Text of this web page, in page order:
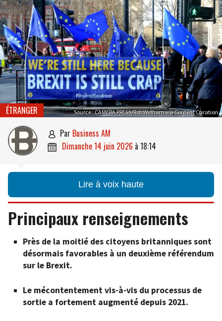
Source : CAMERA PRESS/Rob Welham via Content Curation
ÉTRANGER
 par Business AM
 dimanche 14 juin 2026 à 18:14
Lire à voix haute
Principaux renseignements
Près de la moitié des citoyens britanniques sont
désormais favorables à un deuxième référendum
sur le Brexit.
Le mécontentement vis-à-vis du processus de
sortie a fortement augmenté depuis 2021.